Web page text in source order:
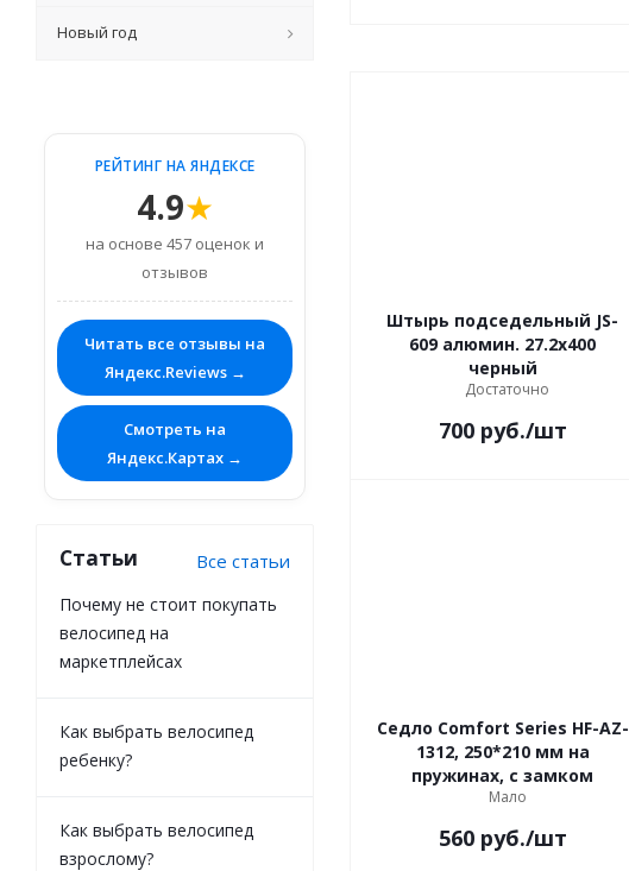
Штырь подседельный JS-
609 алюмин. 27.2x400
черный
Достаточно
700руб./шт
Седло Comfort Series HF-AZ-
1312, 250*210 мм на
пружинах, с замком
Мало
560руб./шт
Новый год
РЕЙТИНГ НА ЯНДЕКСЕ
4.9★
на основе 457 оценок и
отзывов
Читать все отзывы на
Яндекс.Reviews →
Смотреть на
Яндекс.Картах →
Статьи Все статьи
Почему не стоит покупать
велосипед на
маркетплейсах
Как выбрать велосипед
ребенку?
Как выбрать велосипед
взрослому?